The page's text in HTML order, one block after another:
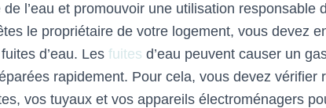
l’eau et promouvoir une utilisation responsable
le propriétaire de votre logement, vous devez
d’eau. Les fuites d’eau peuvent causer un
rapidement. Pour cela, vous devez vérifier
vos tuyaux et vos appareils électroménagers